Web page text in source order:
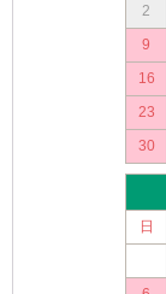
2
9
16
23
30
日